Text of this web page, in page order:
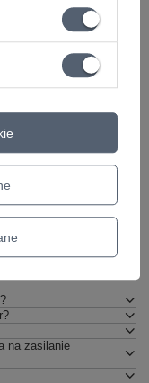
Tremble
na zasilanie